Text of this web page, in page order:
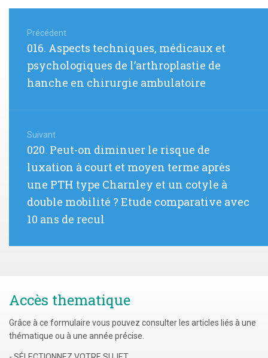
de
l’article
Précédent
Article
:
016. Aspects techniques, médicaux et
psychologiques de l’arthroplastie de
hanche en chirurgie ambulatoire
Suivant
Article
:
020. Peut-on diminuer le risque de
luxation à court et moyen terme après
une PTH type Charnley et un cotyle à
double mobilité ? Etude comparative avec
10 ans de recul
Accès thematique
Grâce à ce formulaire vous pouvez consulter les articles liés à une
thématique ou à une année précise.